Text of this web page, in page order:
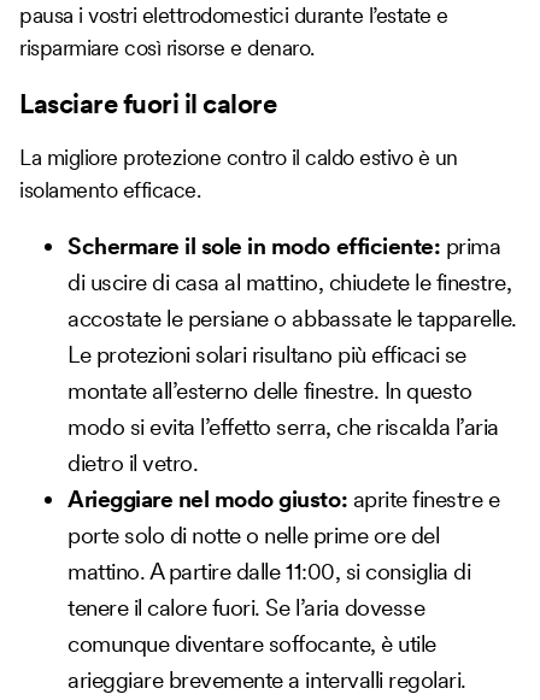
pausa i vostri elettrodomestici durante l’estate e
risparmiare così risorse e denaro.
Lasciare fuori il calore
La migliore protezione contro il caldo estivo è un
isolamento efficace.
Schermare il sole in modo efficiente: prima
di uscire di casa al mattino, chiudete le finestre,
accostate le persiane o abbassate le tapparelle.
Le protezioni solari risultano più efficaci se
montate all’esterno delle finestre. In questo
modo si evita l’effetto serra, che riscalda l’aria
dietro il vetro.
Arieggiare nel modo giusto: aprite finestre e
porte solo di notte o nelle prime ore del
mattino. A partire dalle 11:00, si consiglia di
tenere il calore fuori. Se l’aria dovesse
comunque diventare soffocante, è utile
arieggiare brevemente a intervalli regolari.